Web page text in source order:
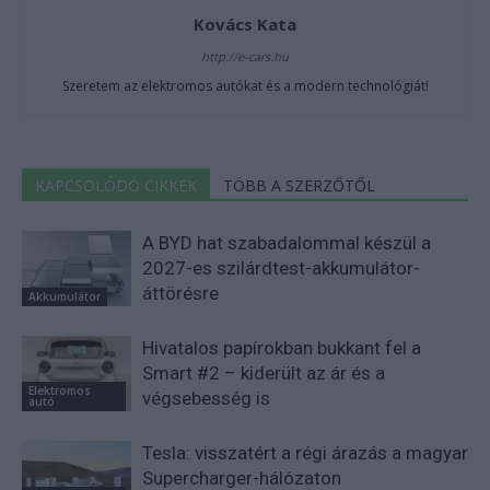
Kovács Kata
http://e-cars.hu
Szeretem az elektromos autókat és a modern technológiát!
KAPCSOLÓDÓ CIKKEK TÖBB A SZERZŐTŐL
Akkumulátor
A BYD hat szabadalommal készül a
2027-es szilárdtest-akkumulátor-
áttörésre
Elektromos
autó
Hivatalos papírokban bukkant fel a
Smart #2 – kiderült az ár és a
végsebesség is
Tesla: visszatért a régi árazás a magyar
Supercharger-hálózaton